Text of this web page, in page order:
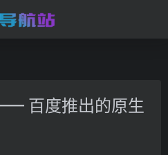
百度推出的原生